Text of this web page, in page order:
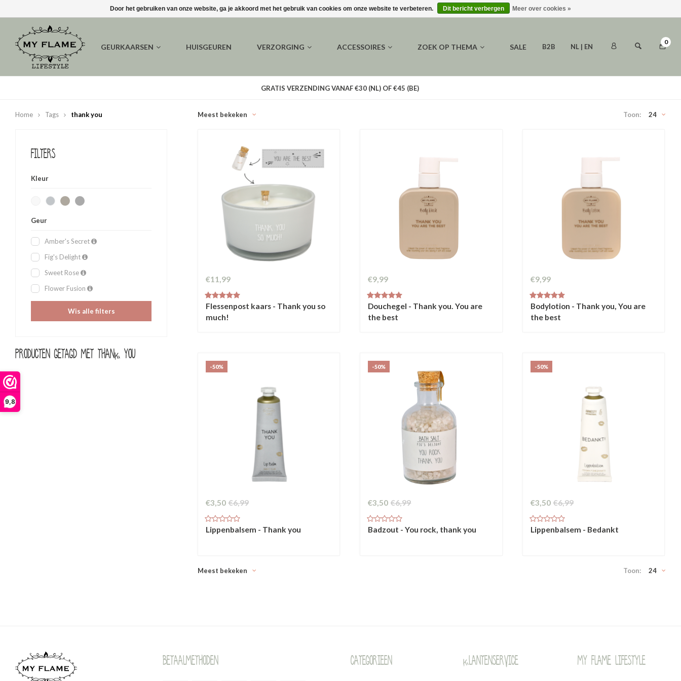
9,8
GEURKAARSEN HUISGEUREN VERZORGING ACCESSOIRES ZOEK OP THEMA SALE B2B NL | EN
0
GRATIS VERZENDING VANAF €30 (NL) OF €45 (BE)
Home Tags thank you
Filters
Kleur
Geur
Amber's Secret
Fig's Delight
Sweet Rose
Flower Fusion
Wis alle filters
Producten getagd met thank you
Meest bekeken Toon: 24
€11,99
Flessenpost kaars - Thank you so
much!
€9,99
Douchegel - Thank you. You are
the best
€9,99
Bodylotion - Thank you, You are
the best
-50%
€3,50 €6,99
Lippenbalsem - Thank you
-50%
€3,50 €6,99
Badzout - You rock, thank you
-50%
€3,50 €6,99
Lippenbalsem - Bedankt
Meest bekeken Toon: 24
Betaalmethoden Categorieen Klantenservice My Flame Lifestyle
Door het gebruiken van onze website, ga je akkoord met het gebruik van cookies om onze website te verbeteren. Dit bericht verbergen Meer over cookies »